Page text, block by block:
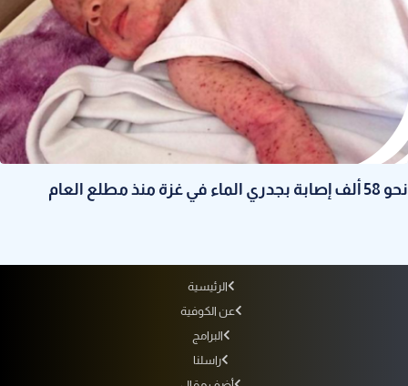
نحو 58 ألف إصابة بجدري الماء في غزة منذ مطلع العام
الرئيسية
عن الكوفية
البرامج
راسلنا